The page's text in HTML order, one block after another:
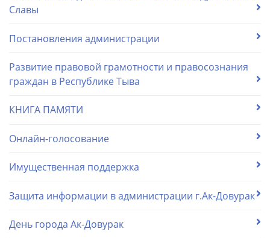
Славы
Постановления администрации
Развитие правовой грамотности и правосознания
граждан в Республике Тыва
КНИГА ПАМЯТИ
Онлайн-голосование
Имущественная поддержка
Защита информации в администрации г.Ак-Довурак
День города Ак-Довурак